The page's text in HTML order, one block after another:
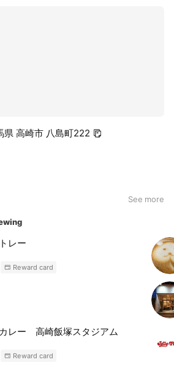
高崎市 八島町222
See more
レー
Reward card
レー 高崎飯塚スタジアム
Reward card